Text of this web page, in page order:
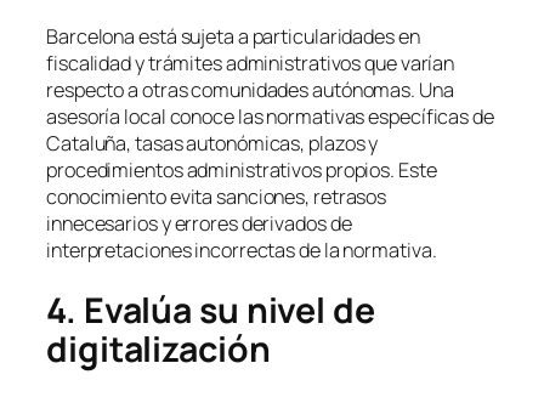
Barcelona está sujeta a particularidades en
fiscalidad y trámites administrativos que varían
respecto a otras comunidades autónomas. Una
asesoría local conoce las normativas específicas de
Cataluña, tasas autonómicas, plazos y
procedimientos administrativos propios. Este
conocimiento evita sanciones, retrasos
innecesarios y errores derivados de
interpretaciones incorrectas de la normativa.
4. Evalúa su nivel de
digitalización